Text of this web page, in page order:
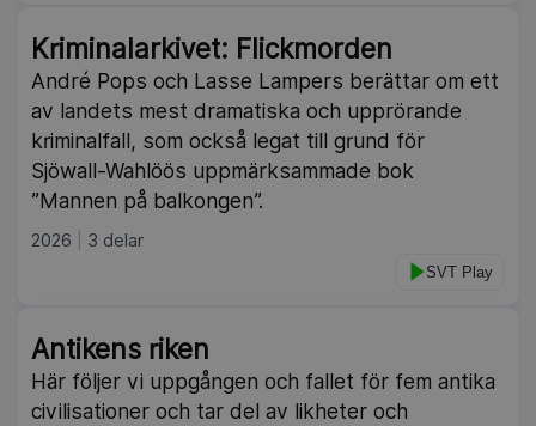
Kriminalarkivet: Flickmorden
André Pops och Lasse Lampers berättar om ett
av landets mest dramatiska och upprörande
kriminalfall, som också legat till grund för
Sjöwall-Wahlöös uppmärksammade bok
”Mannen på balkongen”.
2026 3 delar
SVT Play
Antikens riken
Här följer vi uppgången och fallet för fem antika
civilisationer och tar del av likheter och